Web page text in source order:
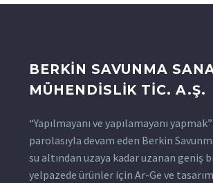
BERKİN SAVUNMA
MÜHENDİSLİK TİC. A.Ş.
“Yapılmayanı ve yapılamayanı yapmak”
parolasıyla devam eden Berkin
su altından uzaya kadar uzanan geniş
yelpazede ürünler için Ar-Ge ve